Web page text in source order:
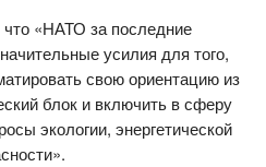
«НАТО за последние
усилия для того,
свою ориентацию из
блок и включить в сферу
экологии, энергетической